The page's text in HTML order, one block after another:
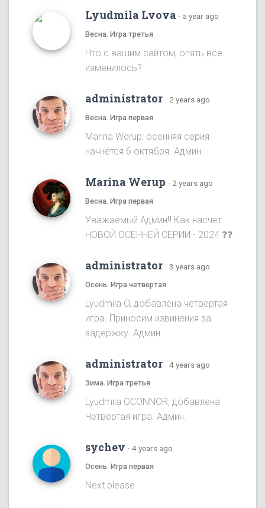
Lyudmila Lvova · a year ago
Весна. Игра третья
Что с вашим сайтом, опять все
изменилось?
administrator · 2 years ago
Весна. Игра первая
Marina Werup, осенняя серия
начнётся 6 октября. Админ.
Marina Werup · 2 years ago
Весна. Игра первая
Уважаемый Админ‼️ Как насчет
НОВОЙ ОСЕННЕЙ СЕРИИ - 2024 ❓❓
administrator · 3 years ago
Осень. Игра четвертая
Lyudmila O, добавлена четвертая
игра. Приносим извинения за
задержку. Админ.
administrator · 4 years ago
Зима. Игра третья
Lyudmila OCONNOR, добавлена
Четвертая игра. Админ.
sychev · 4 years ago
Осень. Игра первая
Next please